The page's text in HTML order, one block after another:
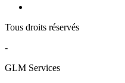
Tous droits réservés
-
GLM Services